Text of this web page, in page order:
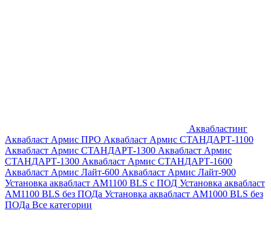
Аквабластинг
Аквабласт Армис ПРО Аквабласт Армис СТАНДАРТ-1100
Аквабласт Армис СТАНДАРТ-1300 Аквабласт Армис
СТАНДАРТ-1300 Аквабласт Армис СТАНДАРТ-1600
Аквабласт Армис Лайт-600 Аквабласт Армис Лайт-900
Установка аквабласт AM1100 BLS с ПОД Установка аквабласт
AM1100 BLS без ПОДа Установка аквабласт AM1000 BLS без
ПОДа Все категории